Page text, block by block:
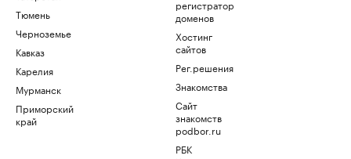
Тюмень
Черноземье
Кавказ
Карелия
Мурманск
Приморский
край
регистратор
доменов
Хостинг
сайтов
Рег.решения
Знакомства
Сайт
знакомств
podbor.ru
РБК